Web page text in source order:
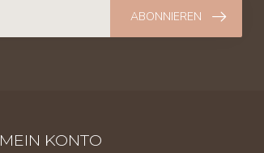
ABONNIEREN
MEIN KONTO